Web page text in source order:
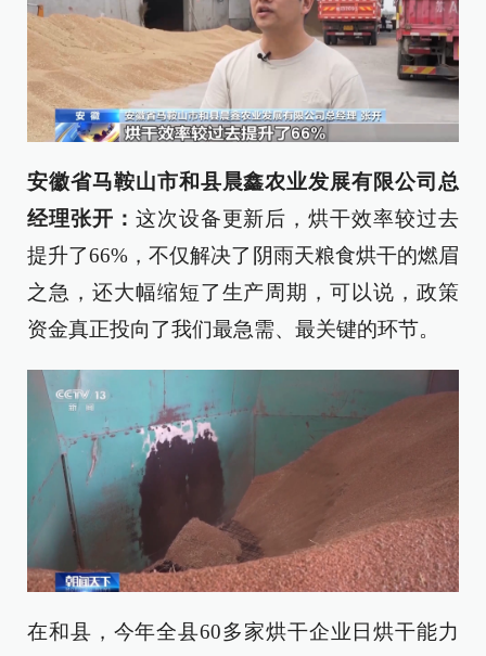
安徽省马鞍山市和县晨鑫农业发展有限公司总
经理张开： 这次设备更新后，烘干效率较过去
提升了66%，不仅解决了阴雨天粮食烘干的燃眉
之急，还大幅缩短了生产周期，可以说，政策
资金真正投向了我们最急需、最关键的环节。
在和县，今年全县60多家烘干企业日烘干能力